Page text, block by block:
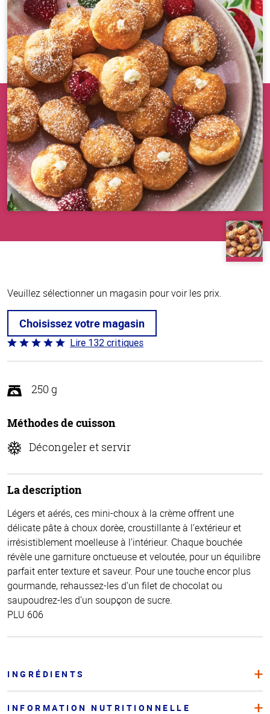
Veuillez sélectionner un magasin pour voir les prix.
Choisissez votre magasin
Coté
4.8 sur
Lire 132 critiques
250 g
Méthodes de cuisson
Décongeler et servir
La description
Légers et aérés, ces mini-choux à la crème offrent une
délicate pâte à choux dorèe, croustillante à l’extérieur et
irrésistiblement moelleuse à l’intérieur. Chaque bouchée
révèle une garniture onctueuse et veloutée, pour un équilibre
parfait enter texture et saveur. Pour une touche encor plus
gourmande, rehaussez-les d’un filet de chocolat ou
saupoudrez-les d’un soupçon de sucre.
PLU 606
INGRÉDIENTS
INFORMATION NUTRITIONNELLE